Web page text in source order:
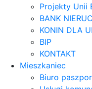
Projekty Unii
BANK
KONIN DLA
BIP
KONTAKT
Mieszkaniec
Biuro